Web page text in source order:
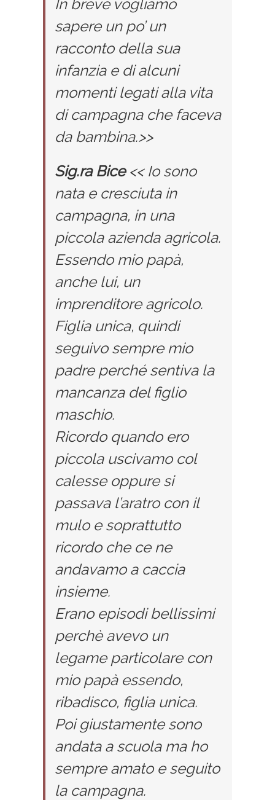
In breve vogliamo
sapere un po’ un
racconto della sua
infanzia e di alcuni
momenti legati alla vita
di campagna che faceva
da bambina.>>
Sig.ra Bice<< Io sono
nata e cresciuta in
campagna, in una
piccola azienda agricola.
Essendo mio papà,
anche lui, un
imprenditore agricolo.
Figlia unica, quindi
seguivo sempre mio
padre perché sentiva la
mancanza del figlio
maschio.
Ricordo quando ero
piccola uscivamo col
calesse oppure si
passava l’aratro con il
mulo e soprattutto
ricordo che ce ne
andavamo a caccia
insieme.
Erano episodi bellissimi
perchè avevo un
legame particolare con
mio papà essendo,
ribadisco, figlia unica.
Poi giustamente sono
andata a scuola ma ho
sempre amato e seguito
la campagna.